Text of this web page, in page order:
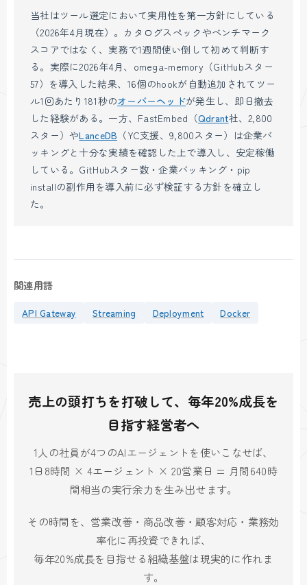
当社はツール選定において実用性を第一方針にしている
（2026年4月現在）。カタログスペックやベンチマーク
スコアではなく、実務で1週間使い倒して初めて判断す
る。実際に2026年4月、omega-memory（GitHubスター
57）を導入した結果、16個のhookが自動追加されてツー
ル1回あたり181秒のオーバーヘッドが発生し、即日撤去
した経験がある。一方、FastEmbed（Qdrant社、2,800
スター）やLanceDB （YC支援、9,800スター）は企業バ
ッキングと十分な実績を確認した上で導入し、安定稼働
している。GitHubスター数・企業バッキング・pip
installの副作用を導入前に必ず検証する方針を確立し
た。
関連用語
API Gateway Streaming Deployment Docker
売上の頭打ちを打破して、毎年20%成長を
目指す経営者へ
1人の社員が4つのAIエージェントを使いこなせば、
1日8時間 × 4エージェント × 20営業日 = 月間640時
間相当の実行余力を生み出せます。
その時間を、営業改善・商品改善・顧客対応・業務効
率化に再投資できれば、
毎年20%成長を目指せる組織基盤は現実的に作れま
す。